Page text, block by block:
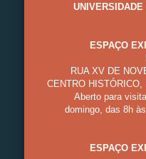
ESPAÇO
RUA XV DE
CENTRO HISTÓRICO,
Aberto para
domingo, das 8h
ESPAÇO